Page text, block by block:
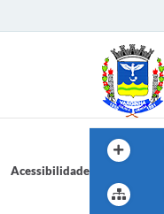
Acessibilidade